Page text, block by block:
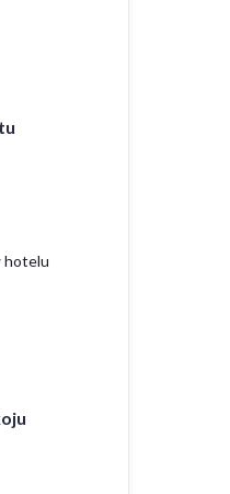
hotelu